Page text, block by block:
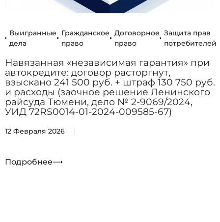
Выигранные
дела
Гражданское
право
Договорное
право
Защита прав
потребителей
Навязанная «независимая гарантия» при
автокредите: договор расторгнут,
взыскано 241 500 руб. + штраф 130 750 руб.
и расходы (заочное решение Ленинского
райсуда Тюмени, дело № 2-9069/2024,
УИД 72RS0014-01-2024-009585-67)
12 Февраля 2026
Подробнее